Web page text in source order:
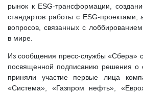
рынок к ESG-трансформации,
стандартов работы с ESG-
вопросов, связанных с
в мире.
Из сообщения пресс-службы «Сбера»
посвященной подписанию решения о
приняли участие первые лица
«Система», «Газпром нефть»,